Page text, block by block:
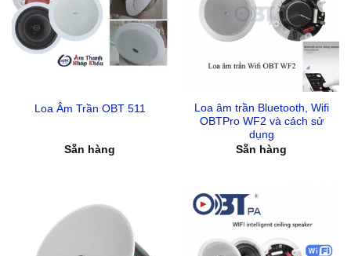
Loa Âm Trần OBT 511
Sẵn hàng
Loa âm trần Bluetooth, Wifi
OBTPro WF2 và cách sử
dụng
Sẵn hàng